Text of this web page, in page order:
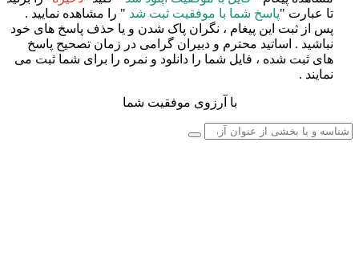
تا عبارت "پاسخ شما با موفقیت ثبت شد " را مشاهده نمایید .
پس از ثبت این پیغام ، نگران پاک شدن و یا حذف پاسخ های خود
نباشید . اساتید محترم و دبیران گرامی در زمان تصحیح پاسخ
های ثبت شده ، فایل شما را دانلود و نمره را برای شما ثبت می
نمایند .
با آرزوی موفقیت شما